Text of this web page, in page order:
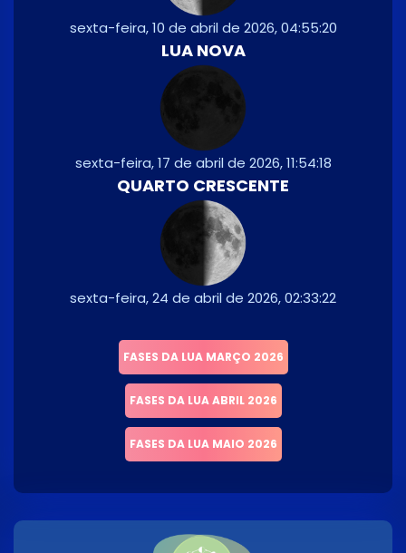
sexta-feira, 10 de abril de 2026, 04:55:20
LUA NOVA
sexta-feira, 17 de abril de 2026, 11:54:18
QUARTO CRESCENTE
sexta-feira, 24 de abril de 2026, 02:33:22
FASES DA LUA MARÇO 2026
FASES DA LUA ABRIL 2026
FASES DA LUA MAIO 2026